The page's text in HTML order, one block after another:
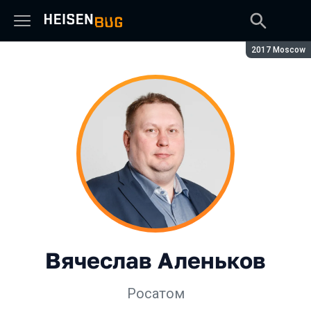
Сезон:
2017 Moscow
Вячеслав Аленьков
Росатом